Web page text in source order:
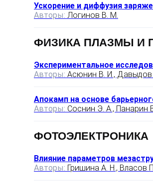
Ускорение и диффузия
Авторы: Логинов В. М.
ФИЗИКА ПЛАЗМЫ И
Экспериментальное
Авторы: Асюнин В. И., Давыдов
Апокамп на основе
Авторы: Соснин Э. А., Панарин
ФОТОЭЛЕКТРОНИКА
Влияние параметров
Авторы: Гришина А. Н., Власов